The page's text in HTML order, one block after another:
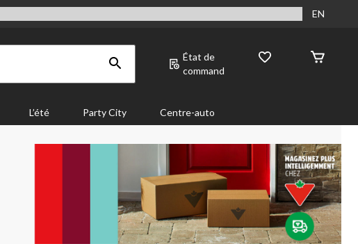
EN
État de
command
L’été Party City Centre-auto